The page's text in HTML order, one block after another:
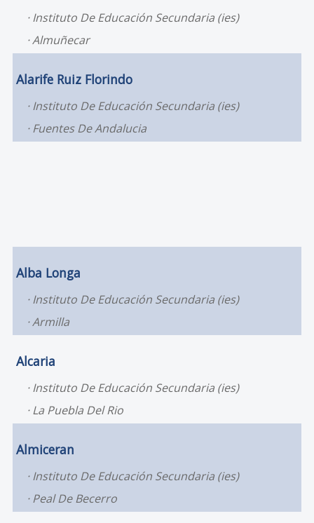
Instituto De Educación Secundaria (ies)
Almuñecar
Alarife Ruiz Florindo
Instituto De Educación Secundaria (ies)
Fuentes De Andalucia
Alba Longa
Instituto De Educación Secundaria (ies)
Armilla
Alcaria
Instituto De Educación Secundaria (ies)
La Puebla Del Rio
Almiceran
Instituto De Educación Secundaria (ies)
Peal De Becerro